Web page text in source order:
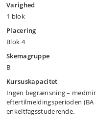
Varighed
1 blok
Placering
Blok 4
Skemagruppe
B
Kursuskapacitet
Ingen begrænsning –
eftertilmeldingsperioden (BA
enkeltfagsstuderende.